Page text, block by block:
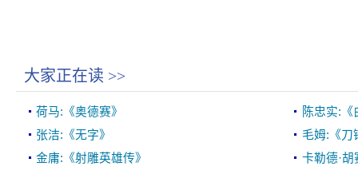
大家正在读 >>
荷马:《奥德赛》
陈忠实:《
张洁:《无字》
毛姆:《刀
金庸:《射雕英雄传》
卡勒德·